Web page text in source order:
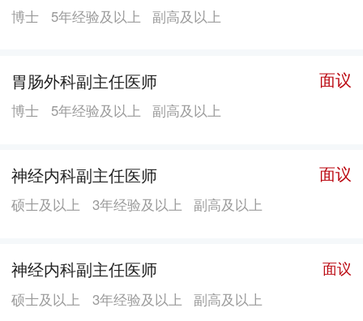
博士 5年经验及以上 副高及以上
胃肠外科副主任医师 面议
博士 5年经验及以上 副高及以上
神经内科副主任医师 面议
硕士及以上 3年经验及以上 副高及以上
神经内科副主任医师 面议
硕士及以上 3年经验及以上 副高及以上